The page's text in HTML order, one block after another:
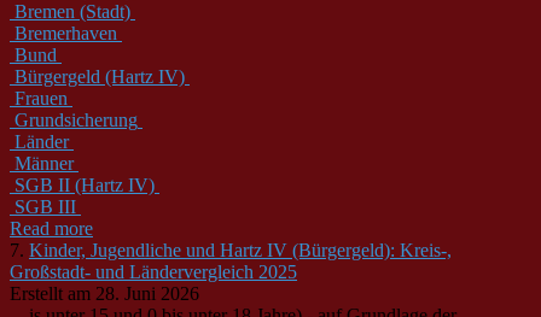
Bremen (Stadt)
Bremerhaven
Bund
Bürgergeld (Hartz IV)
Frauen
Grundsicherung
Länder
Männer
SGB II (Hartz IV)
SGB III
Read more
7. Kinder, Jugendliche und Hartz IV (Bürgergeld): Kreis-,
Großstadt- und Ländervergleich 2025
Erstellt am 28. Juni 2026